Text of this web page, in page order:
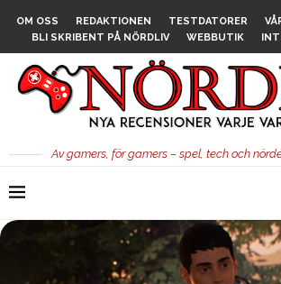
OM OSS REDAKTIONEN TESTDATORER
BLI SKRIBENT PÅ NÖRDLIV
WEBBUTIK
Av gamers, för gamers – spel, tech och